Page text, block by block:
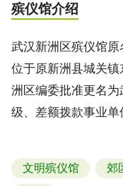
殡仪馆介绍
武汉新洲区殡仪馆原
位于原新洲县城关
洲区编委批准更名
级、差额拨款事业
满足广大丧户丧葬
区邾城街顾岗村，
米，总投资规模960
文明殡仪馆 郊